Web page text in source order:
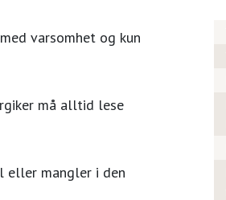
varsomhet og kun
må alltid lese
eller mangler i den